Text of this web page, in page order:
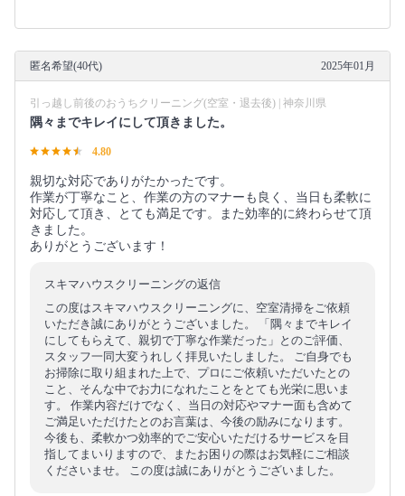
匿名希望(40代) 2025年01月
引っ越し前後のおうちクリーニング(空室・退去後) | 神奈川県
隅々までキレイにして頂きました。
4.80
親切な対応でありがたかったです。
作業が丁寧なこと、作業の方のマナーも良く、当日も柔軟に
対応して頂き、とても満足です。また効率的に終わらせて頂
きました。
ありがとうございます！
スキマハウスクリーニングの返信
この度はスキマハウスクリーニングに、空室清掃をご依頼
いただき誠にありがとうございました。 「隅々までキレイ
にしてもらえて、親切で丁寧な作業だった」とのご評価、
スタッフ一同大変うれしく拝見いたしました。 ご自身でも
お掃除に取り組まれた上で、プロにご依頼いただいたとの
こと、そんな中でお力になれたことをとても光栄に思いま
す。 作業内容だけでなく、当日の対応やマナー面も含めて
ご満足いただけたとのお言葉は、今後の励みになります。
今後も、柔軟かつ効率的でご安心いただけるサービスを目
指してまいりますので、またお困りの際はお気軽にご相談
くださいませ。 この度は誠にありがとうございました。